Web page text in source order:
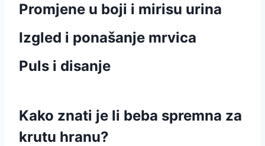
Promjene u boji i mirisu urina
Izgled i ponašanje mrvica
Puls i disanje
Kako znati je li beba spremna za
krutu hranu?